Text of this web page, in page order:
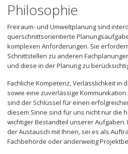
Philosophie
Freiraum- und Umweltplanung sind
querschnittsorientierte
komplexen Anforderungen. Sie
Schnittstellen zu anderen
und diese in der Planung zu
Fachliche Kompetenz, Verlässlichkeit in
sowie eine zuverlässige
sind der Schlüssel für einen
diesem Sinne sind für uns nicht nur die
wichtiger Bestandteil unserer Aufgaben.
der Austausch mit Ihnen, sei es als
Fachbehörde oder anderweitig